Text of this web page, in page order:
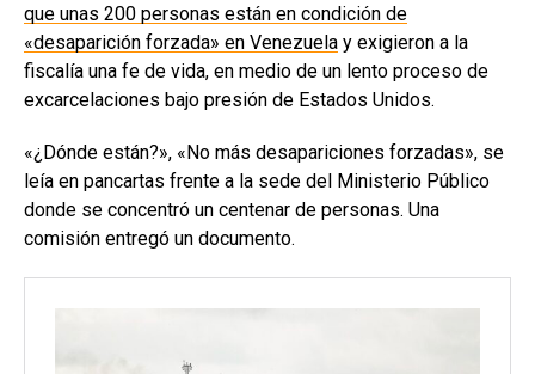
que unas 200 personas están en condición de
«desaparición forzada» en Venezuela y exigieron a la
fiscalía una fe de vida, en medio de un lento proceso de
excarcelaciones bajo presión de Estados Unidos.
«¿Dónde están?», «No más desapariciones forzadas», se
leía en pancartas frente a la sede del Ministerio Público
donde se concentró un centenar de personas. Una
comisión entregó un documento.